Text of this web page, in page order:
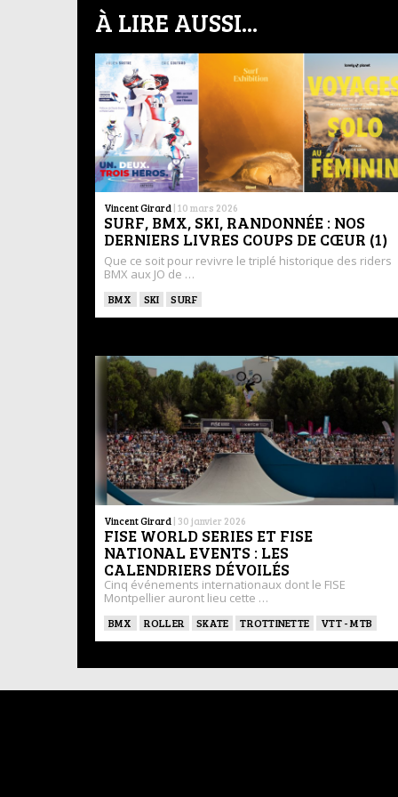
À LIRE AUSSI...
Vincent Girard | 10 mars 2026
SURF, BMX, SKI, RANDONNÉE : NOS
DERNIERS LIVRES COUPS DE CŒUR (1)
Que ce soit pour revivre le triplé historique des riders
BMX aux JO de …
BMX SKI SURF
Vincent Girard | 30 janvier 2026
FISE WORLD SERIES ET FISE
NATIONAL EVENTS : LES
CALENDRIERS DÉVOILÉS
Cinq événements internationaux dont le FISE
Montpellier auront lieu cette …
BMX ROLLER SKATE TROTTINETTE VTT - MTB